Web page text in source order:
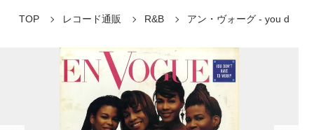
TOP レコード通販 R&B アン・ヴォーグ - you d